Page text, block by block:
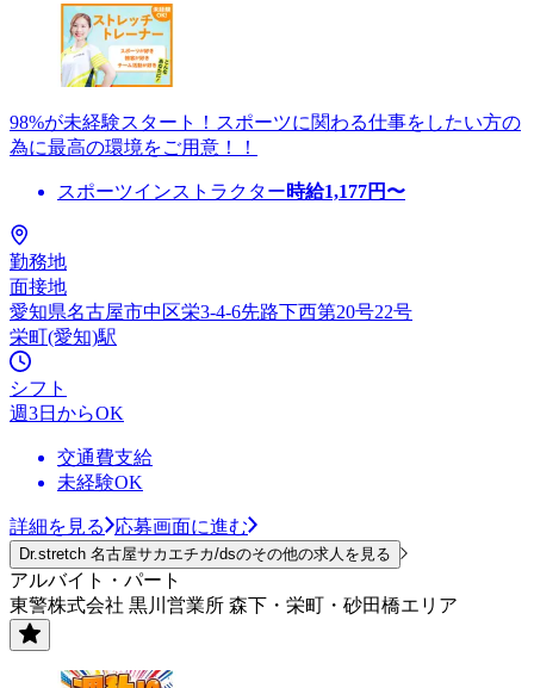
98%が未経験スタート！スポーツに関わる仕事をしたい方の
為に最高の環境をご用意！！
スポーツインストラクター時給1,177円〜
勤務地
面接地
愛知県名古屋市中区栄3-4-6先路下西第20号22号
栄町(愛知)駅
シフト
週3日からOK
交通費支給
未経験OK
詳細を見る 応募画面に進む
Dr.stretch 名古屋サカエチカ/dsのその他の求人を見る
アルバイト・パート
東警株式会社 黒川営業所 森下・栄町・砂田橋エリア